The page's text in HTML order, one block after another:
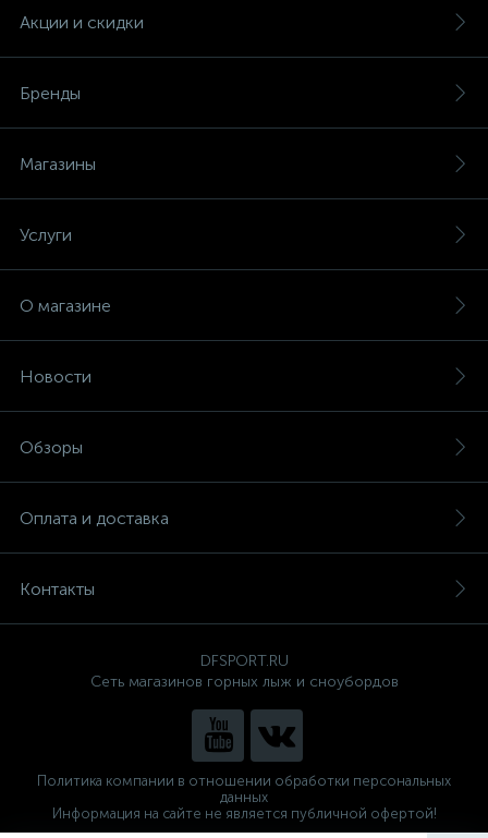
Акции и скидки
Бренды
Магазины
Услуги
О магазине
Новости
Обзоры
Оплата и доставка
Контакты
DFSPORT.RU
Сеть магазинов горных лыж и сноубордов
Политика компании в отношении обработки персональных
данных
Информация на сайте не является публичной офертой!